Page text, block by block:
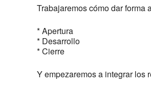
Trabajaremos cómo dar forma
* Apertura
* Desarrollo
* Cierre
Y empezaremos a integrar los